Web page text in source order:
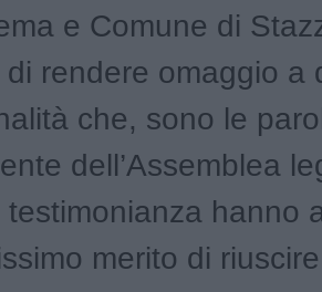
e Comune di
di rendere omaggio a
che, sono le
dell’Assemblea
testimonianza hanno
merito di